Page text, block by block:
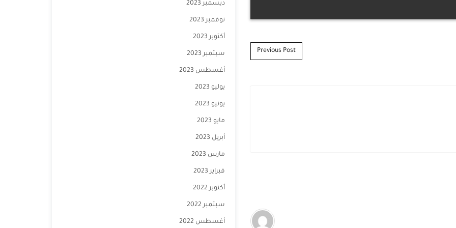
Previous Post
ديسمبر 2023
نوفمبر 2023
أكتوبر 2023
سبتمبر 2023
أغسطس 2023
يوليو 2023
يونيو 2023
مايو 2023
أبريل 2023
مارس 2023
فبراير 2023
أكتوبر 2022
سبتمبر 2022
أغسطس 2022